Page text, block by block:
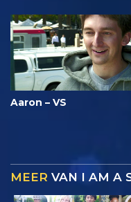
Aaron – VS
MEER VAN I AM A